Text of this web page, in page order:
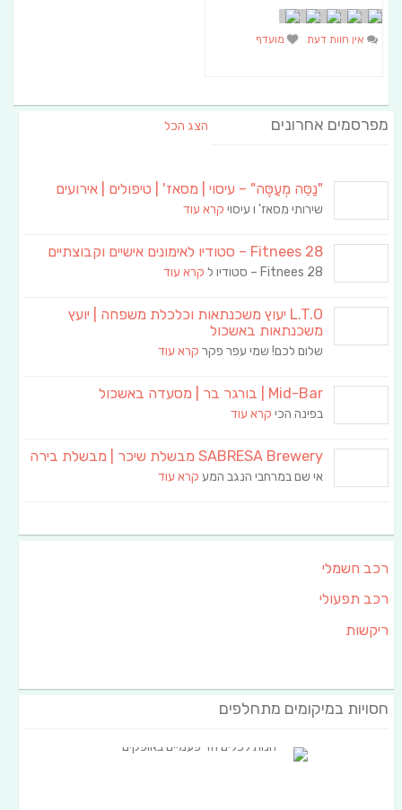
אין חוות דעת מועדף
מפרסמים אחרונים הצג הכל
"נַסֵּה מְעַסֶּה" – עיסוי | מסאז' | טיפולים | אירועים
שירותי מסאז' ו עיסוי קרא עוד
Fitnees 28 – סטודיו לאימונים אישיים וקבוצתיים
Fitnees 28 – סטודיו ל קרא עוד
L.T.O יעוץ משכנתאות וכלכלת משפחה | יועץ
משכנתאות באשכול
שלום לכם! שמי עפר פקר קרא עוד
Mid-Bar | בורגר בר | מסעדה באשכול
בפינה הכי קרא עוד
SABRESA Brewery מבשלת שיכר | מבשלת בירה
אי שם במרחבי הנגב המע קרא עוד
רכב חשמלי
רכב תפעולי
ריקשות
חסויות במיקומים מתחלפים